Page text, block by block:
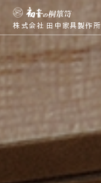
株式会社 田中家具製作所